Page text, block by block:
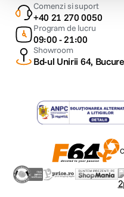
Comenzi si suport
+40 21 270 0050
Program de lucru
09:00 - 21:00
Showroom
Bd-ul Unirii 64,